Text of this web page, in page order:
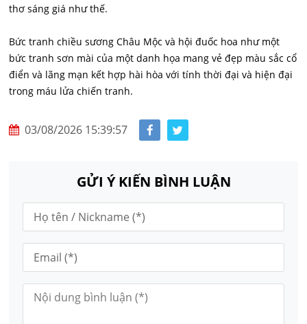
thơ sáng giá như thế.
Bức tranh chiều sương Châu Mộc và hội đuốc hoa như một
bức tranh sơn mài của một danh họa mang vẻ đẹp màu sắc cổ
điển và lãng mạn kết hợp hài hòa với tính thời đại và hiện đại
trong máu lửa chiến tranh.
03/08/2026 15:39:57
GỬI Ý KIẾN BÌNH LUẬN